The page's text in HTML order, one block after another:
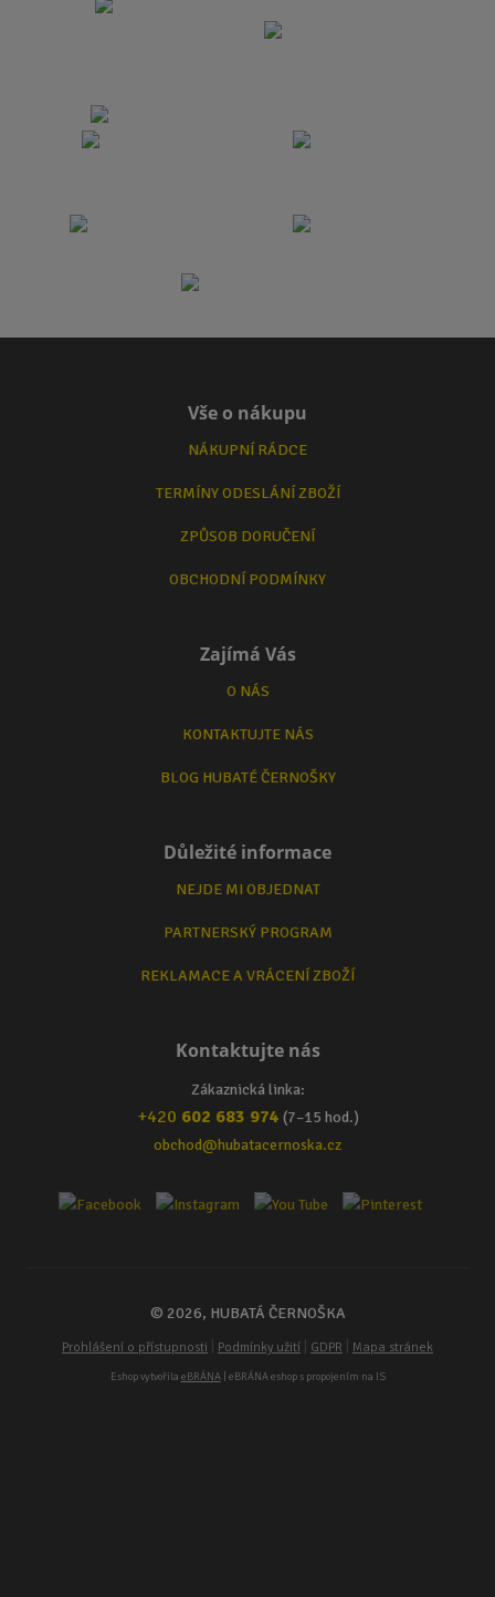
Vše o nákupu
NÁKUPNÍ RÁDCE
TERMÍNY ODESLÁNÍ ZBOŽÍ
ZPŮSOB DORUČENÍ
OBCHODNÍ PODMÍNKY
Zajímá Vás
O NÁS
KONTAKTUJTE NÁS
BLOG HUBATÉ ČERNOŠKY
Důležité informace
NEJDE MI OBJEDNAT
PARTNERSKÝ PROGRAM
REKLAMACE A VRÁCENÍ ZBOŽÍ
Kontaktujte nás
Zákaznická linka:
+420 602 683 974 (7–15 hod.)
obchod@hubatacernoska.cz
© 2026, HUBATÁ ČERNOŠKA
Prohlášení o přístupnosti Podmínky užití GDPR Mapa stránek
Eshop vytvořila eBRÁNA| eBRÁNA eshop s propojením na IS